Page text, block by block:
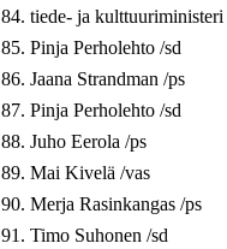
84. tiede- ja kulttuuriministeri
85. Pinja Perholehto /sd
86. Jaana Strandman /ps
87. Pinja Perholehto /sd
88. Juho Eerola /ps
89. Mai Kivelä /vas
90. Merja Rasinkangas /ps
91. Timo Suhonen /sd